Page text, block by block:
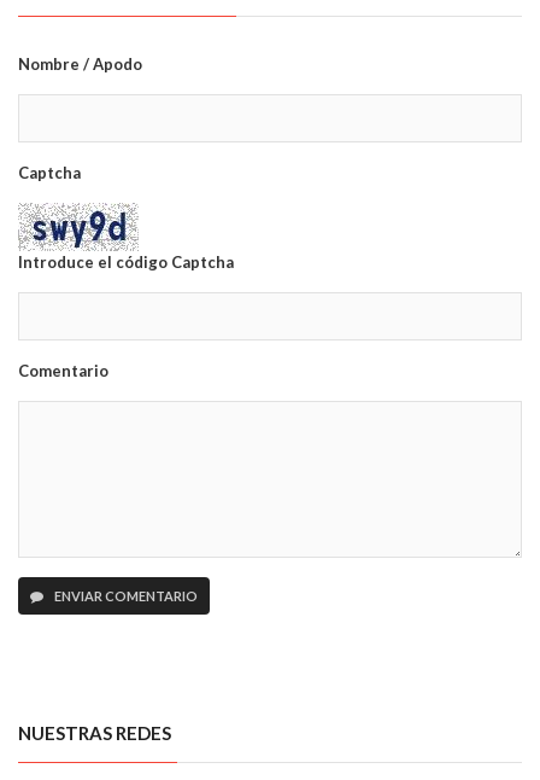
Nombre / Apodo
Captcha
Introduce el código Captcha
Comentario
ENVIAR COMENTARIO
NUESTRAS REDES